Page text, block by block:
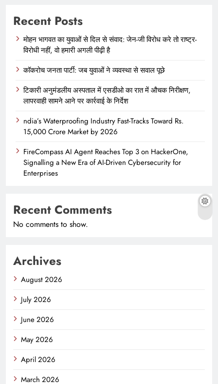
Recent Posts
मोहन भागवत का युवाओं से दिल से संवाद: जेन-जी विरोध करे तो राष्ट्र-
विरोधी नहीं, वो हमारी अगली पीढ़ी है
कॉकरोच जनता पार्टी: जब युवाओं ने व्यवस्था से सवाल पूछे
टिकारी अनुमंडलीय अस्पताल में एसडीओ का रात में औचक निरीक्षण,
लापरवाही सामने आने पर कार्रवाई के निर्देश
ndia’s Waterproofing Industry Fast-Tracks Toward Rs.
15,000 Crore Market by 2026
FireCompass AI Agent Reaches Top 3 on HackerOne,
Signalling a New Era of AI-Driven Cybersecurity for
Enterprises
Recent Comments
No comments to show.
Archives
August 2026
July 2026
June 2026
May 2026
April 2026
March 2026